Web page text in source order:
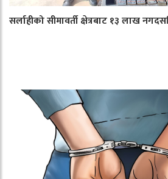
सर्लाहीको सीमावर्ती क्षेत्रबाट १३ लाख